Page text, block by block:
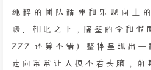
纯粹的团队精神和乐观向上
暖。相比之下，隔壁的令和假
ZZZ 还算不错）整体呈现出一
走向常常让人摸不着头脑，前